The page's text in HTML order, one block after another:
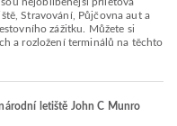
Stravování, Půjčovna aut a
zážitku. Můžete si
a rozložení terminálů na těchto
letiště John C Munro